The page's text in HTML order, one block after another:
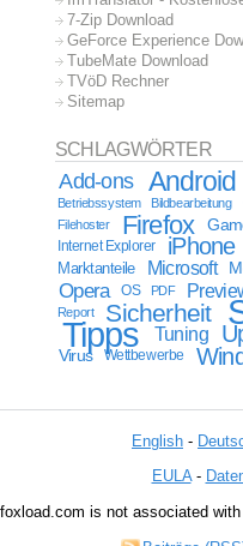
7-Zip Download
GeForce Experience
TubeMate Download
TVöD Rechner
Sitemap
SCHLAGWÖRTER
Add-ons Android
Betriebssystem
Bildbearbeitung
Filehoster Firefox
Internet Explorer iPhone
Marktanteile Microsoft
Opera OS PDF
Report Sicherheit
Tipps Tuning
Virus Wettbewerbe
English -
EULA-
foxload.com is not associated